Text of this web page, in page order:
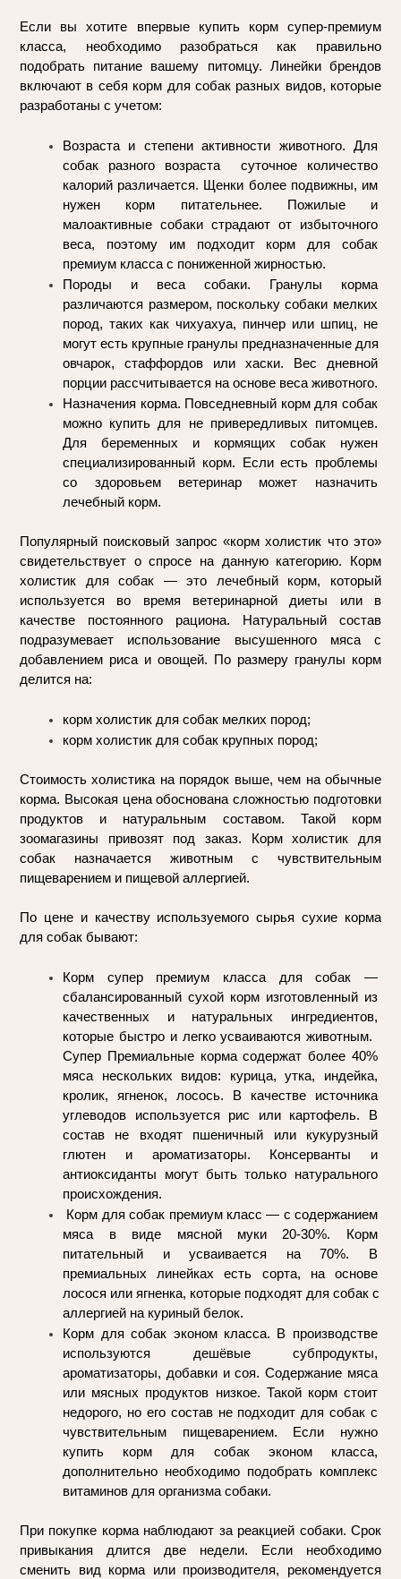
Если вы хотите впервые купить корм супер-премиум
класса, необходимо разобраться как правильно
подобрать питание вашему питомцу. Линейки брендов
включают в себя корм для собак разных видов, которые
разработаны с учетом:
Возраста и степени активности животного. Для
собак разного возраста  суточное количество
калорий различается. Щенки более подвижны, им
нужен корм питательнее. Пожилые и
малоактивные собаки страдают от избыточного
веса, поэтому им подходит корм для собак
премиум класса с пониженной жирностью.
Породы и веса собаки. Гранулы корма
различаются размером, поскольку собаки мелких
пород, таких как чихуахуа, пинчер или шпиц, не
могут есть крупные гранулы предназначенные для
овчарок, стаффордов или хаски. Вес дневной
порции рассчитывается на основе веса животного.
Назначения корма. Повседневный корм для собак
можно купить для не привередливых питомцев.
Для беременных и кормящих собак нужен
специализированный корм. Если есть проблемы
со здоровьем ветеринар может назначить
лечебный корм.
Популярный поисковый запрос «корм холистик что это»
свидетельствует о спросе на данную категорию. Корм
холистик для собак — это лечебный корм, который
используется во время ветеринарной диеты или в
качестве постоянного рациона. Натуральный состав
подразумевает использование высушенного мяса с
добавлением риса и овощей. По размеру гранулы корм
делится на:
корм холистик для собак мелких пород;
корм холистик для собак крупных пород;
Стоимость холистика на порядок выше, чем на обычные
корма. Высокая цена обоснована сложностью подготовки
продуктов и натуральным составом. Такой корм
зоомагазины привозят под заказ. Корм холистик для
собак назначается животным с чувствительным
пищеварением и пищевой аллергией.
По цене и качеству используемого сырья сухие корма
для собак бывают:
Корм супер премиум класса для собак —
сбалансированный сухой корм изготовленный из
качественных и натуральных ингредиентов,
которые быстро и легко усваиваются животным.
Супер Премиальные корма содержат более 40%
мяса нескольких видов: курица, утка, индейка,
кролик, ягненок, лосось. В качестве источника
углеводов используется рис или картофель. В
состав не входят пшеничный или кукурузный
глютен и ароматизаторы. Консерванты и
антиоксиданты могут быть только натурального
происхождения.
Корм для собак премиум класс — с содержанием
мяса в виде мясной муки 20-30%. Корм
питательный и усваивается на 70%. В
премиальных линейках есть сорта, на основе
лосося или ягненка, которые подходят для собак с
аллергией на куриный белок.
Корм для собак эконом класса. В производстве
используются дешёвые субпродукты,
ароматизаторы, добавки и соя. Содержание мяса
или мясных продуктов низкое. Такой корм стоит
недорого, но его состав не подходит для собак с
чувствительным пищеварением. Если нужно
купить корм для собак эконом класса,
дополнительно необходимо подобрать комплекс
витаминов для организма собаки.
При покупке корма наблюдают за реакцией собаки. Срок
привыкания длится две недели. Если необходимо
сменить вид корма или производителя, рекомендуется